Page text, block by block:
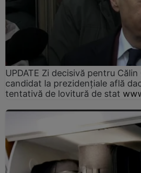
UPDATE Zi decisivă pentru
candidat la prezidențiale află
tentativă de lovitură de stat